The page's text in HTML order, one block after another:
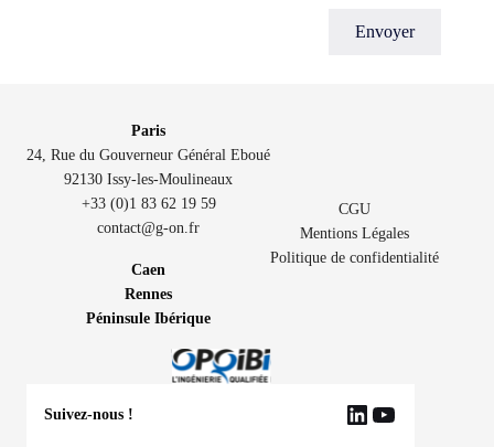
Paris
24, Rue du Gouverneur Général Eboué
92130 Issy-les-Moulineaux
+33 (0)1 83 62 19 59
contact@g-on.fr
Caen
Rennes
Péninsule Ibérique
CGU
Mentions Légales
Politique de confidentialité
Suivez-nous ! LinkedIn
YouTube